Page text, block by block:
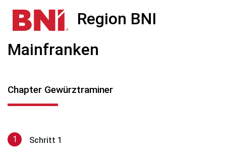
Region BNI
Mainfranken
Chapter Gewürztraminer
Schritt 1